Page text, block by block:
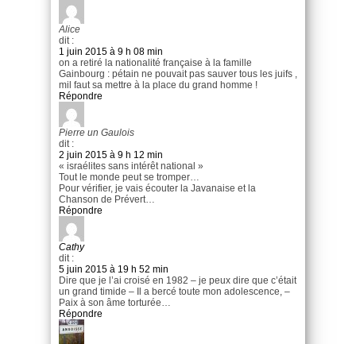
Alice
dit :
1 juin 2015 à 9 h 08 min
on a retiré la nationalité française à la famille
Gainbourg : pétain ne pouvait pas sauver tous les juifs ,
mil faut sa mettre à la place du grand homme !
Répondre
Pierre un Gaulois
dit :
2 juin 2015 à 9 h 12 min
« israélites sans intérêt national »
Tout le monde peut se tromper…
Pour vérifier, je vais écouter la Javanaise et la
Chanson de Prévert…
Répondre
Cathy
dit :
5 juin 2015 à 19 h 52 min
Dire que je l’ai croisé en 1982 – je peux dire que c’était
un grand timide – Il a bercé toute mon adolescence, –
Paix à son âme torturée…
Répondre